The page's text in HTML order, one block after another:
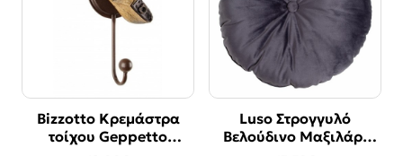
-50%
Bizzotto Κρεμάστρα
τοίχου Geppetto
-50%
Luso Στρογγυλό
Βελούδινο Μαξιλάρι